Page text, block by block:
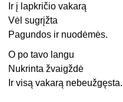
Ir į lapkričio vakarą
Vėl sugrįžta
Pagundos ir nuodėmės.
O po tavo langu
Nukrinta žvaigždė
Ir visą vakarą nebeužgęsta.